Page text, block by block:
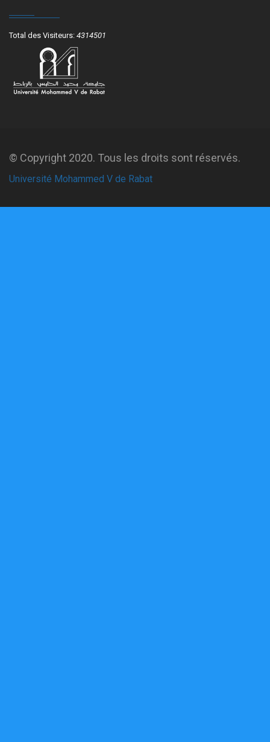
Total des Visiteurs: 4314501
© Copyright 2020. Tous les droits sont réservés.
Université Mohammed V de Rabat